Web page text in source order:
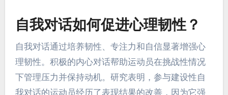
自我对话如何促进心理韧性？
自我对话通过培养韧性、专注力和自信显著增强心
理韧性。积极的内心对话帮助运动员在挑战性情况
下管理压力并保持动机。研究表明，参与建设性自
我对话的运动员经历了表现结果的改善，因为它强